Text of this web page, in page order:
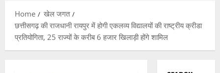
Home
खेल जगत
छत्तीसगढ़ की राजधानी रायपुर में होगी एकलव्य विद्यालयों की राष्ट्रीय क्रीडा
प्रतियोगिता, 25 राज्यों के करीब 6 हजार खिलाड़ी होंगे शामिल